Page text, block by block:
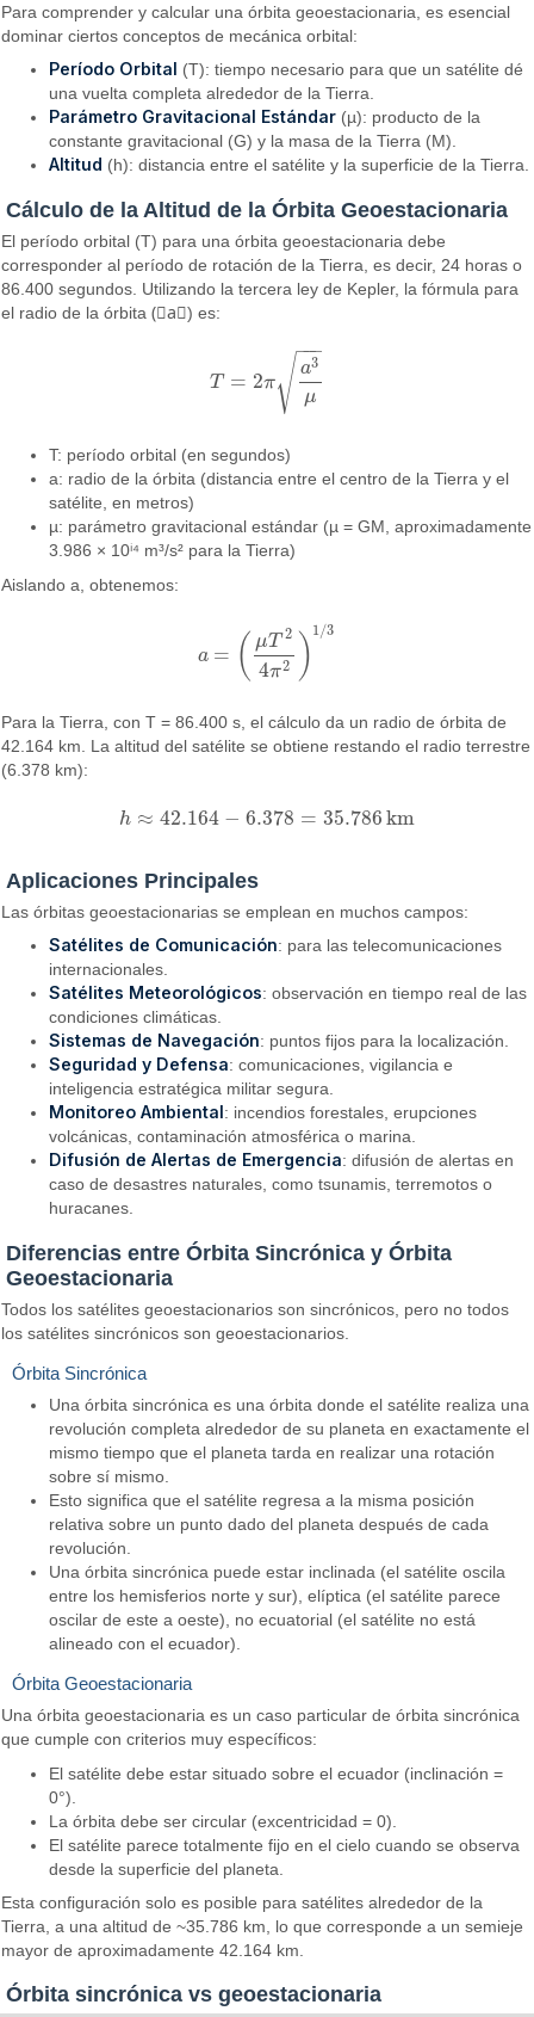
Para comprender y calcular una órbita geoestacionaria, es esencial
dominar ciertos conceptos de mecánica orbital:
Período Orbital
(T): tiempo necesario para que un satélite dé
una vuelta completa alrededor de la Tierra.
Parámetro Gravitacional Estándar (µ): producto de la
constante gravitacional (G) y la masa de la Tierra (M).
Altitud (h): distancia entre el satélite y la superficie de la Tierra.
Cálculo de la Altitud de la Órbita Geoestacionaria
El período orbital (T) para una órbita geoestacionaria debe
corresponder al período de rotación de la Tierra, es decir, 24 horas o
86.400 segundos. Utilizando la tercera ley de Kepler, la fórmula para
el radio de la órbita (⃒a⃓) es:
T = 2π
a3
μ
−−
−
√
T= 2πa 3 μ
T: período orbital (en segundos)
a: radio de la órbita (distancia entre el centro de la Tierra y el
satélite, en metros)
µ: parámetro gravitacional estándar (µ = GM, aproximadamente
3.986 × 10ⁱ⁴ m³/s² para la Tierra)
Aislando a, obtenemos:
a = ( μT 2
4π2 )
1/3
a=( μ T24π2 1
Para la Tierra, con T = 86.400 s, el cálculo da un radio de órbita de
42.164 km. La altitud del satélite se obtiene restando el radio terrestre
(6.378 km):
h ≈ 42.164 − 6.378 = 35.786km
h≈42.164− 6.378= 35.786km
Aplicaciones Principales
Las órbitas geoestacionarias se emplean en muchos campos:
Satélites de Comunicación: para las telecomunicaciones
internacionales.
Satélites Meteorológicos: observación en tiempo real de las
condiciones climáticas.
Sistemas de Navegación: puntos fijos para la localización.
Seguridad y Defensa: comunicaciones, vigilancia e
inteligencia estratégica militar segura.
Monitoreo Ambiental: incendios forestales, erupciones
volcánicas, contaminación atmosférica o marina.
Difusión de Alertas de Emergencia: difusión de alertas en
caso de desastres naturales, como tsunamis, terremotos o
huracanes.
Diferencias entre Órbita Sincrónica y Órbita
Geoestacionaria
Todos los satélites geoestacionarios son sincrónicos, pero no todos
los satélites sincrónicos son geoestacionarios.
Órbita Sincrónica
Una órbita sincrónica es una órbita donde el satélite realiza una
revolución completa alrededor de su planeta en exactamente el
mismo tiempo que el planeta tarda en realizar una rotación
sobre sí mismo.
Esto significa que el satélite regresa a la misma posición
relativa sobre un punto dado del planeta después de cada
revolución.
Una órbita sincrónica puede estar inclinada (el satélite oscila
entre los hemisferios norte y sur), elíptica (el satélite parece
oscilar de este a oeste), no ecuatorial (el satélite no está
alineado con el ecuador).
Órbita Geoestacionaria
Una órbita geoestacionaria es un caso particular de órbita sincrónica
que cumple con criterios muy específicos:
El satélite debe estar situado sobre el ecuador (inclinación =
0°).
La órbita debe ser circular (excentricidad = 0).
El satélite parece totalmente fijo en el cielo cuando se observa
desde la superficie del planeta.
Esta configuración solo es posible para satélites alrededor de la
Tierra, a una altitud de ~35.786 km, lo que corresponde a un semieje
mayor de aproximadamente 42.164 km.
Órbita sincrónica vs geoestacionaria